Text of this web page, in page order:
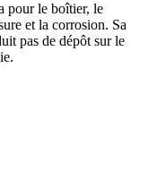
pour le boîtier, le
et la corrosion. Sa
pas de dépôt sur le